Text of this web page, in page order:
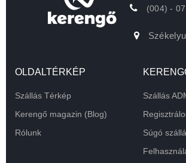
(004) -
OLDALTÉRKÉP
Szállás Térkép
Kerengő magazin (Blog)
Rólunk
Szállás
Súgó